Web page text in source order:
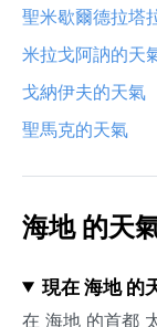
聖米歇爾德拉塔
米拉戈阿訥的天
戈納伊夫的天氣
聖馬克的天氣
海地 的天
現在 海地 的
在 海地 的首都